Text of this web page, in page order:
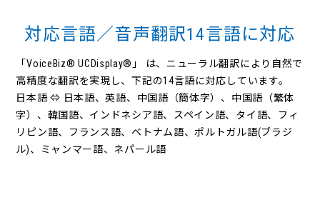
対応言語／音声翻訳14言語に対応
「VoiceBiz® UCDisplay®」 は、ニューラル翻訳により自然で
高精度な翻訳を実現し、下記の14言語に対応しています。
日本語 ⇔ 日本語、英語、中国語（簡体字）、中国語（繁体
字）、韓国語、インドネシア語、スペイン語、タイ語、フィ
リピン語、フランス語、ベトナム語、ポルトガル語(ブラジ
ル)、ミャンマー語、ネパール語